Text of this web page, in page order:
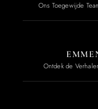
Ons Toegewijde
Ontdek de